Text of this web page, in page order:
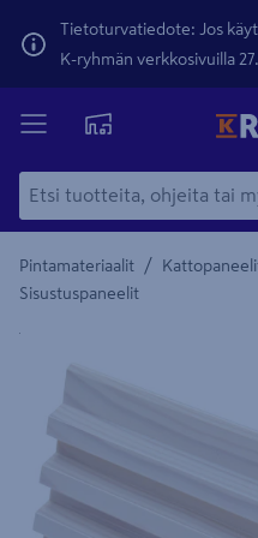
Tietoturvatiedote: Jos
K-ryhmän verkkosivuilla
Pintamateriaalit /
Sisustuspaneelit
Yksityiskohtainen kuvaus